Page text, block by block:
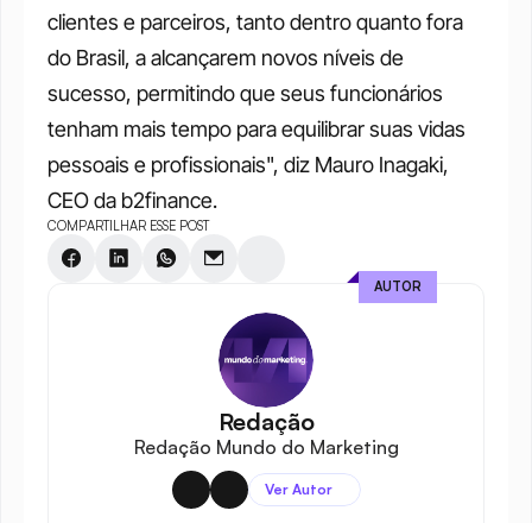
clientes e parceiros, tanto dentro quanto fora
do Brasil, a alcançarem novos níveis de
sucesso, permitindo que seus funcionários
tenham mais tempo para equilibrar suas vidas
pessoais e profissionais", diz Mauro Inagaki,
CEO da b2finance.
COMPARTILHAR ESSE POST
Redação
Redação Mundo do Marketing
Ver Autor
AUTOR